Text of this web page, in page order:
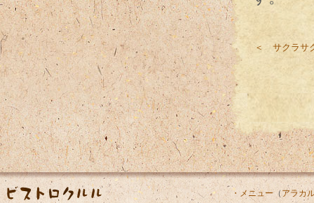
＜ サクラサ
・メニュー（ アラカ